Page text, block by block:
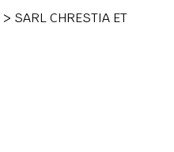
> SARL CHRESTIA ET